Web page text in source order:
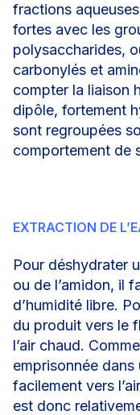
fractions
fortes avec les
polysaccharides,
carbonylés et
compter la liaison
dipôle, fortement
sont regroupées
comportement de
EXTRACTION DE
Pour déshydrater
ou de l’amidon, il
d’humidité libre.
du produit vers le
l’air chaud.
emprisonnée dans
facilement vers
est donc